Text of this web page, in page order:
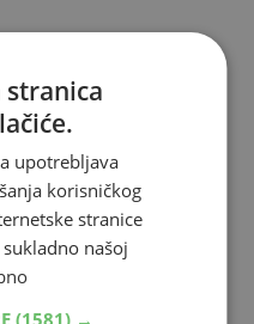
upotrebljava
korisničkog
stranice
našoj
(1581) →